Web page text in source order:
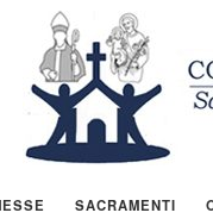
SACRAMENTI